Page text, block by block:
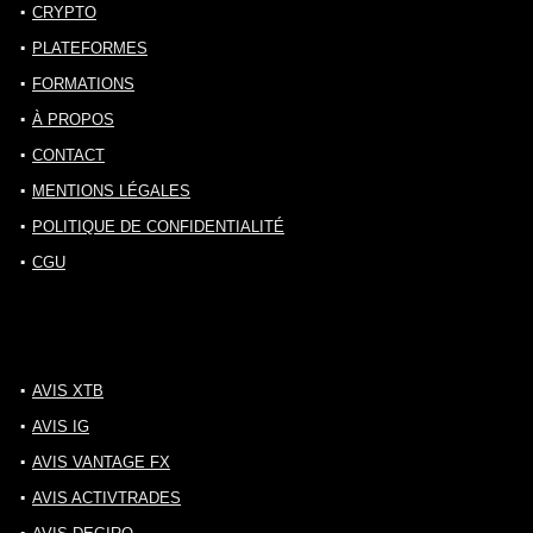
CRYPTO
PLATEFORMES
FORMATIONS
À PROPOS
CONTACT
MENTIONS LÉGALES
POLITIQUE DE CONFIDENTIALITÉ
CGU
AVIS XTB
AVIS IG
AVIS VANTAGE FX
AVIS ACTIVTRADES